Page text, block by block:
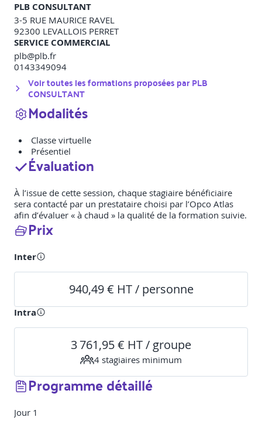
PLB CONSULTANT
3-5 RUE MAURICE RAVEL
92300 LEVALLOIS PERRET
SERVICE COMMERCIAL
plb@plb.fr
0143349094
Voir toutes les formations proposées parPLB
CONSULTANT
Modalités
Classe virtuelle
Présentiel
Évaluation
À l’issue de cette session, chaque stagiaire bénéficiaire
sera contacté par un prestataire choisi par l’Opco Atlas
afin d’évaluer « à chaud » la qualité de la formation suivie.
Prix
Inter
940,49 € HT / personne
Intra
3 761,95 € HT / groupe
4 stagiaires minimum
Programme détaillé
Jour 1